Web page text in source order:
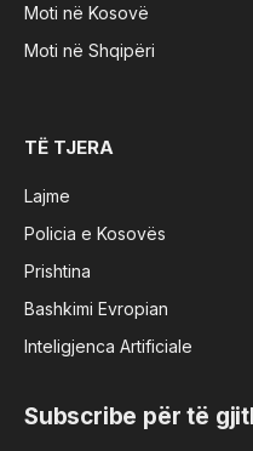
Moti në Kosovë
Moti në Shqipëri
TË TJERA
Lajme
Policia e Kosovës
Prishtina
Bashkimi Evropian
Inteligjenca Artificiale
Subscribe për të